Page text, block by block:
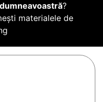
?
materialele de